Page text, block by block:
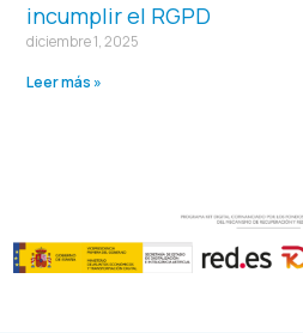
incumplir el RGPD
diciembre 1, 2025
Leer más »